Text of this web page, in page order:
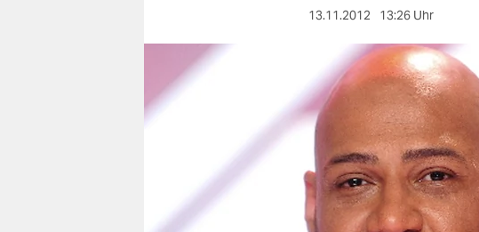
berlin
nord
verlag
13.11.2012 13:26 Uhr